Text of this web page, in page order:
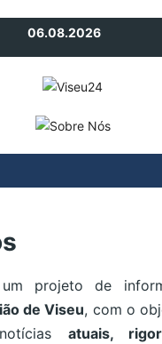
06.08.2026
projeto de
de Viseu, com o
atuais,